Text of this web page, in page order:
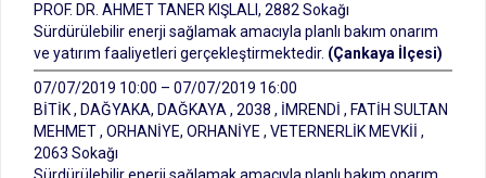
PROF. DR. AHMET TANER KIŞLALI, 2882 Sokağı
Sürdürülebilir enerji sağlamak amacıyla planlı bakım onarım
ve yatırım faaliyetleri gerçekleştirmektedir. (Çankaya İlçesi)
07/07/2019 10:00 – 07/07/2019 16:00
BİTİK , DAĞYAKA, DAĞKAYA , 2038 , İMRENDİ , FATİH SULTAN
MEHMET , ORHANİYE, ORHANİYE , VETERNERLİK MEVKİİ ,
2063 Sokağı